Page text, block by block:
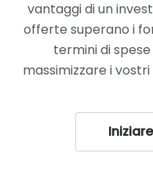
vantaggi di un
offerte superano i
termini di
massimizzare i